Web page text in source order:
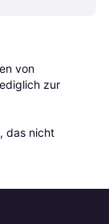
von
zur
das nicht